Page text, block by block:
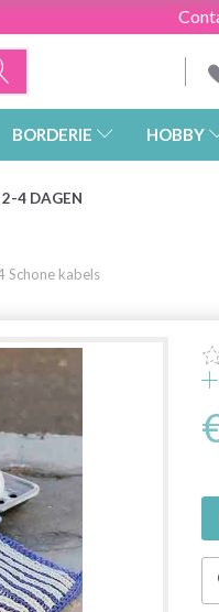
BORDERIE HOBBY
4 DAGEN
Schone kabels